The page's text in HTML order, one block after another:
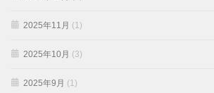
2025年11月 (1)
2025年10月 (3)
2025年9月 (1)